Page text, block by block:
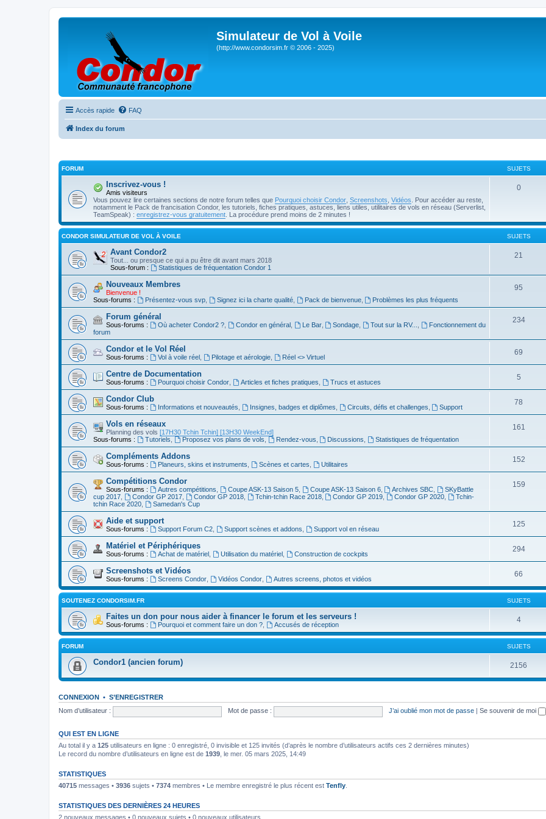
Simulateur de Vol à Voile
(http://www.condorsim.fr © 2006 - 2025)
Accès rapide FAQ
Index du forum
FORUM SUJETS
Inscrivez-vous !
Amis visiteurs
Vous pouvez lire certaines sections de notre forum telles que Pourquoi choisir Condor Screenshots Vidéos . Pour accéder au reste,
notamment le Pack de francisation Condor, les tutoriels, fiches pratiques, astuces, liens utiles, utilitaires de vols en réseau (Serverlist,
TeamSpeak) : enregistrez-vous gratuitement . La procédure prend moins de 2 minutes !
0
CONDOR SIMULATEUR DE VOL À VOILE SUJETS
Avant Condor2
Tout... ou presque ce qui a pu être dit avant mars 2018
Sous-forum :
Statistiques de fréquentation Condor 1
21
Nouveaux Membres
Bienvenue !
Sous-forums :
Présentez-vous svp, Signez ici la charte qualité, Pack de bienvenue, Problèmes les plus fréquents
95
Forum général
Sous-forums : Où acheter Condor2 ?, Condor en général, Le Bar, Sondage Tout sur la RV...
Fonctionnement du
forum
234
Condor et le Vol Réel
Sous-forums : Vol à voile réel, Pilotage et aérologie, Réel <> Virtuel
69
Centre de Documentation
Sous-forums : Pourquoi choisir Condor, Articles et fiches pratiques Trucs et astuces
5
Condor Club
Sous-forums : Informations et nouveautés Insignes, badges et diplômes Circuits, défis et challenges Support
78
Vols en réseaux
Planning des vols [17H30 Tchin Tchin] [13H30 WeekEnd]
Sous-forums :
Tutoriels Proposez vos plans de vols Rendez-vous Discussions Statistiques de fréquentation
161
Compléments Addons
Sous-forums : Planeurs, skins et instruments Scènes et cartes Utilitaires
152
Compétitions Condor
Sous-forums : Autres compétitions Coupe ASK-13 Saison 5, Coupe ASK-13 Saison 6, Archives SBC
SKyBattle
cup 2017
Condor GP 2017, Condor GP 2018, Tchin-tchin Race 2018, Condor GP 2019 Condor GP 2020
Tchin-
tchin Race 2020
Samedan's Cup
159
Aide et support
Sous-forums : Support Forum C2, Support scènes et addons Support vol en réseau
125
Matériel et Périphériques
Sous-forums : Achat de matériel, Utilisation du matériel, Construction de cockpits
294
Screenshots et Vidéos
Sous-forums : Screens Condor, Vidéos Condor, Autres screens, photos et vidéos
66
SOUTENEZ CONDORSIM.FR SUJETS
Faites un don pour nous aider à financer le forum et les serveurs !
Sous-forums : Pourquoi et comment faire un don ?, Accusés de réception
4
FORUM SUJETS
Condor1 (ancien forum) 2156
CONNEXION • S’ENREGISTRER
Nom d’utilisateur :
Mot de passe : J’ai oublié mon mot de passe Se souvenir de moi
QUI EST EN LIGNE
Au total il y a 125 utilisateurs en ligne : 0 enregistré, 0 invisible et 125 invités (d’après le nombre d’utilisateurs actifs ces 2 dernières minutes)
Le record du nombre d’utilisateurs en ligne est de 1939 , le mer. 05 mars 2025, 14:49
STATISTIQUES
40715 messages • 3936 sujets • 7374 membres • Le membre enregistré le plus récent est Tenfly
STATISTIQUES DES DERNIÈRES 24 HEURES
2 nouveaux messages • 0 nouveaux sujets • 0 nouveaux utilisateurs